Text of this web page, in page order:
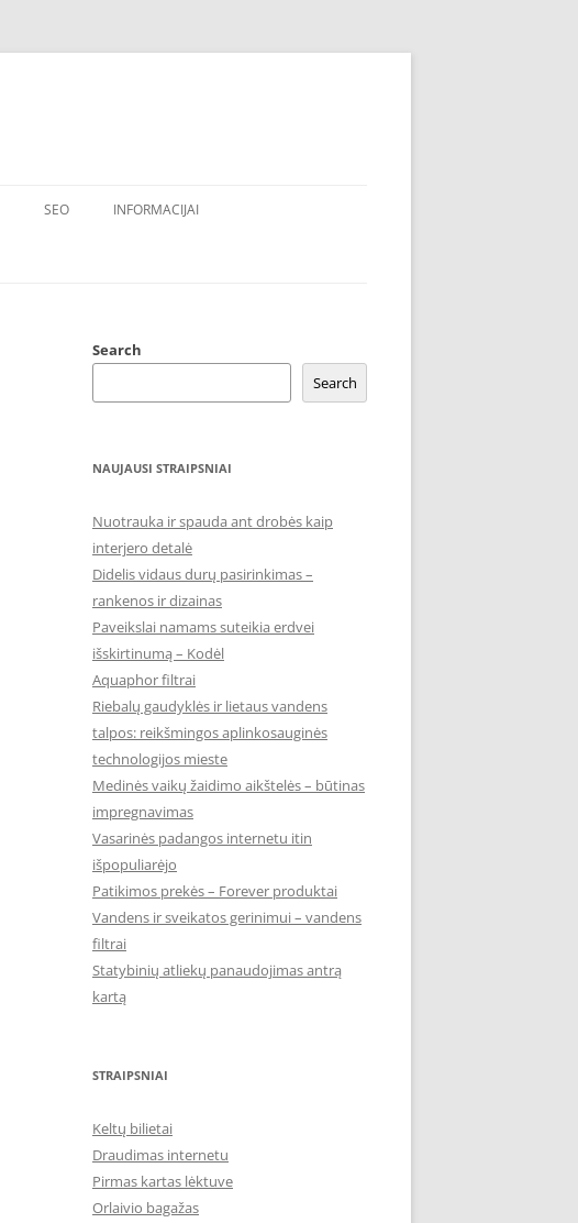
SEO INFORMACIJAI
Search
Search
NAUJAUSI STRAIPSNIAI
Nuotrauka ir spauda ant drobės kaip
interjero detalė
Didelis vidaus durų pasirinkimas –
rankenos ir dizainas
Paveikslai namams suteikia erdvei
išskirtinumą – Kodėl
Aquaphor filtrai
Riebalų gaudyklės ir lietaus vandens
talpos: reikšmingos aplinkosauginės
technologijos mieste
Medinės vaikų žaidimo aikštelės – būtinas
impregnavimas
Vasarinės padangos internetu itin
išpopuliarėjo
Patikimos prekės – Forever produktai
Vandens ir sveikatos gerinimui – vandens
filtrai
Statybinių atliekų panaudojimas antrą
kartą
STRAIPSNIAI
Keltų bilietai
Draudimas internetu
Pirmas kartas lėktuve
Orlaivio bagažas